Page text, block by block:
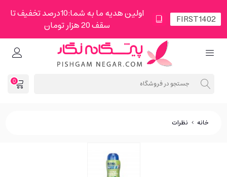
اولین هدیه ما به شما:10درصد تخفیف تا
سقف 20 هزار تومان
0
خانه > نظرات